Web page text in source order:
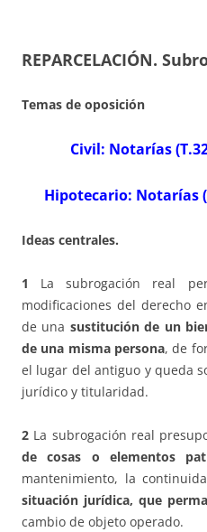
REPARCELACIÓN.
Temas de oposición
Civil: Notarías
Hipotecario: Notarías
Ideas centrales.
1 La subrogación real
modificaciones del derecho
de una sustitución de un
de una misma persona, de
el lugar del antiguo y queda
jurídico y titularidad.
2 La subrogación real
de cosas o elementos
mantenimiento, la
situación jurídica, que
cambio de objeto operado.